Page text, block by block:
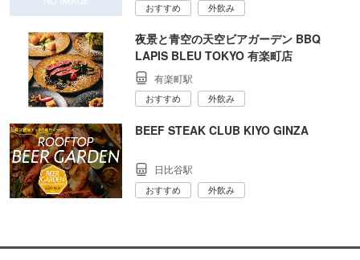
おすすめ 外飲み
夜景と青空の天空ビアガーデン BBQ
LAPIS BLEU TOKYO 有楽町店
有楽町駅
おすすめ 外飲み
BEEF STEAK CLUB KIYO GINZA
日比谷駅
おすすめ 外飲み